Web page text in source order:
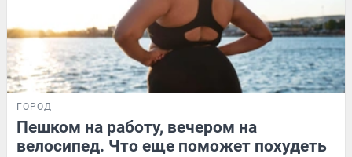
ГОРОД
Пешком на работу, вечером на
велосипед. Что еще поможет похудеть